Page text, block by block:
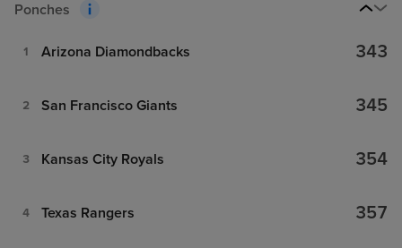
Ponches
1 Arizona Diamondbacks 343
2 San Francisco Giants 345
3 Kansas City Royals 354
4 Texas Rangers 357